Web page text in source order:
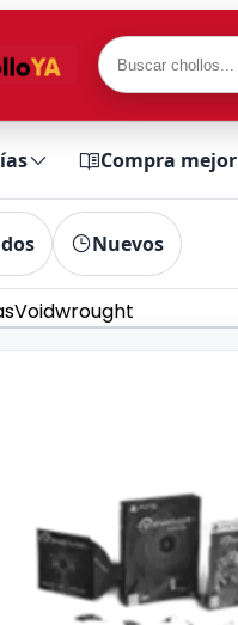
Compra mejor
Nuevos
Voidwrought